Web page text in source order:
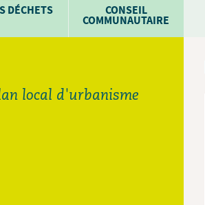
DÉCHETS CONSEIL
COMMUNAUTAIRE
local d'urbanisme